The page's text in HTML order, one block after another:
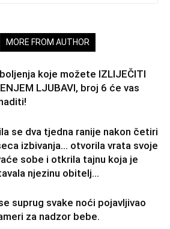
MORE FROM AUTHOR
koje možete IZLIJEČITI
LJUBAVI, broj 6 će vas
se dva tjedna ranije nakon četiri
izbivanja… otvorila vrata svoje
sobe i otkrila tajnu koja je
njezinu obitelj…
suprug svake noći pojavljivao
za nadzor bebe.